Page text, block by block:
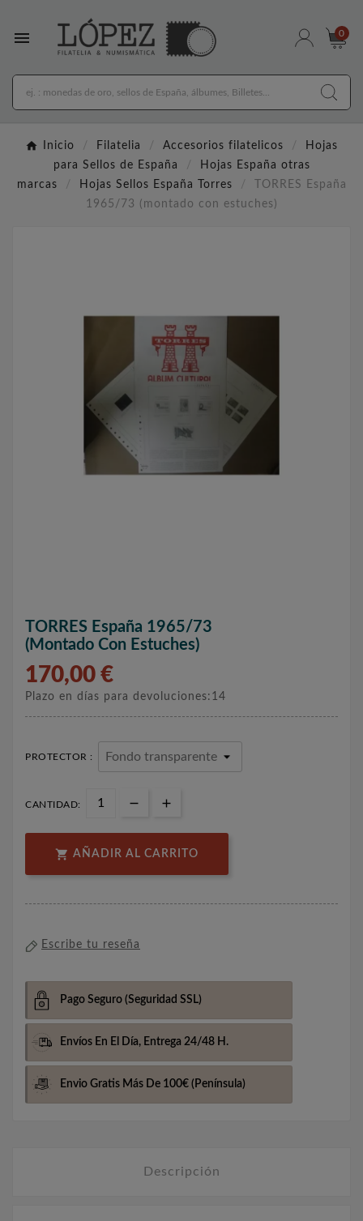
 0
Inicio Filatelia Accesorios filatelicos
Hojas
para Sellos de España
Hojas España otras
marcas
Hojas Sellos España Torres
TORRES España
1965/73 (montado con estuches)
TORRES España 1965/73
(montado Con Estuches)
170,00 €
Plazo en días para devoluciones:14
PROTECTOR :
CANTIDAD:
 AÑADIR AL CARRITO
Escribe tu reseña
Pago Seguro (Seguridad SSL)
Envíos En El Día, Entrega 24/48 H.
Envio Gratis Más De 100€ (Península)
Descripción